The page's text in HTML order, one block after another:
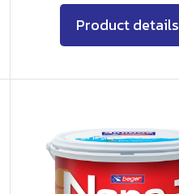
Product details